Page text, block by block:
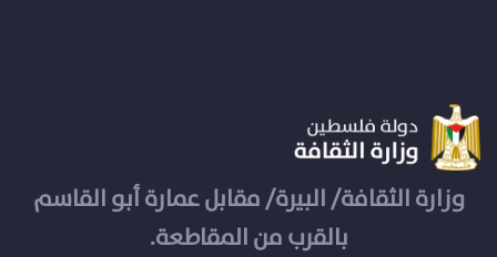
وزارة الثقافة/ البيرة/ مقابل عمارة أبو القاسم
بالقرب من المقاطعة.